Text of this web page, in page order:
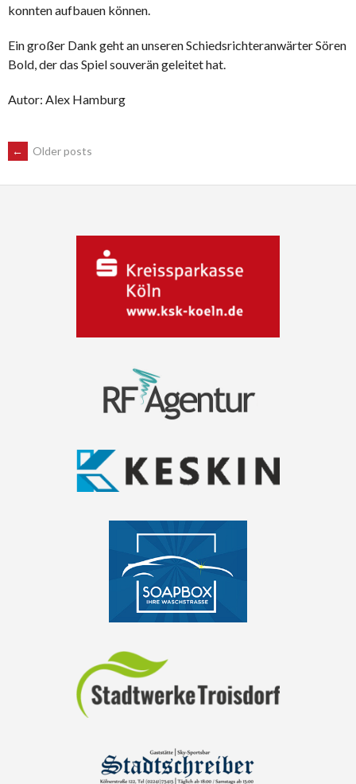
konnten aufbauen können.
Ein großer Dank geht an unseren Schiedsrichteranwärter Sören
Bold, der das Spiel souverän geleitet hat.
Autor: Alex Hamburg
POSTS
← Older posts